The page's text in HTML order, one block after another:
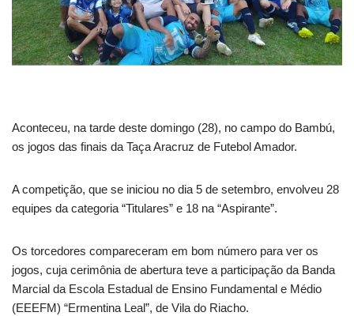
Aconteceu, na tarde deste domingo (28), no campo do Bambú,
os jogos das finais da Taça Aracruz de Futebol Amador.
A competição, que se iniciou no dia 5 de setembro, envolveu 28
equipes da categoria “Titulares” e 18 na “Aspirante”.
Os torcedores compareceram em bom número para ver os
jogos, cuja cerimônia de abertura teve a participação da Banda
Marcial da Escola Estadual de Ensino Fundamental e Médio
(EEEFM) “Ermentina Leal”, de Vila do Riacho.